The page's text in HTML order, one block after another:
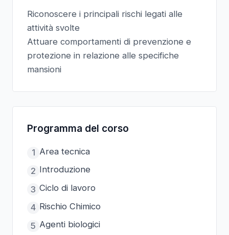
Riconoscere i principali rischi legati alle
attività svolte
Attuare comportamenti di prevenzione e
protezione in relazione alle specifiche
mansioni
Programma del corso
1 Area tecnica
2 Introduzione
3 Ciclo di lavoro
4 Rischio Chimico
5 Agenti biologici